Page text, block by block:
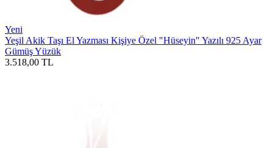
Yeni
Yeşil Akik Taşı El Yazması Kişiye Özel "Hüseyin" Yazılı 925 Ayar
Gümüş Yüzük
3.518,00 TL